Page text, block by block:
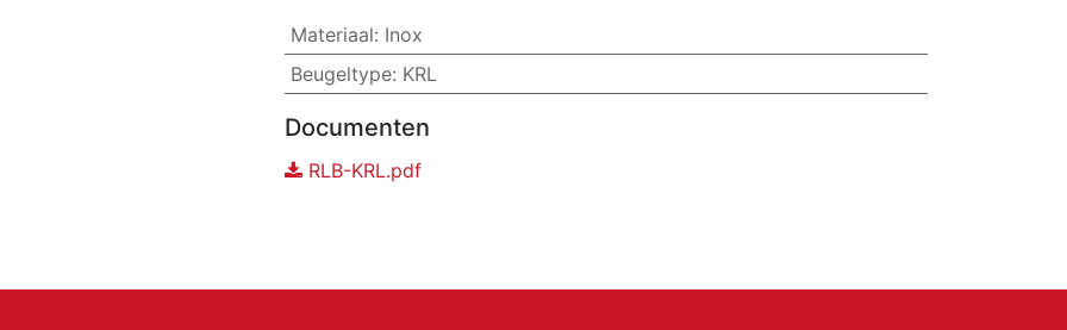
Materiaal: Inox
Beugeltype: KRL
Documenten
RLB-KRL.pdf